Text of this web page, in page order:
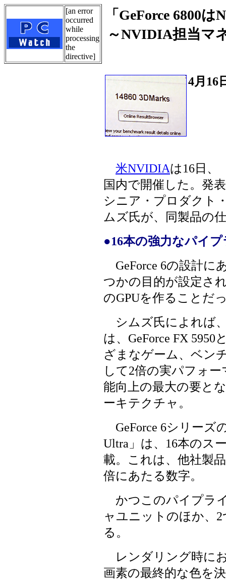
[an error
occurred
while
processing
the
directive]
「GeForce 6800
～NVIDIA担当マ
4月16
米NVIDIAは16日、
国内で開催した。発
シニア・プロダクト
ムズ氏が、同製品の
●16本の強力なパイ
GeForce 6の設計に
つかの目的が設定さ
のGPUを作ることだ
シムズ氏によれば、
は、GeForce FX 5950
ざまなゲーム、ベン
して2倍の実パフォ
能向上の最大の要と
ーキテクチャ。
GeForce 6シリーズ
Ultra」は、16本のス
載。これは、他社製
倍にあたる数字。
かつこのパイプラ
ャユニットのほか、
る。
レンダリング時に
画素の最終的な色を